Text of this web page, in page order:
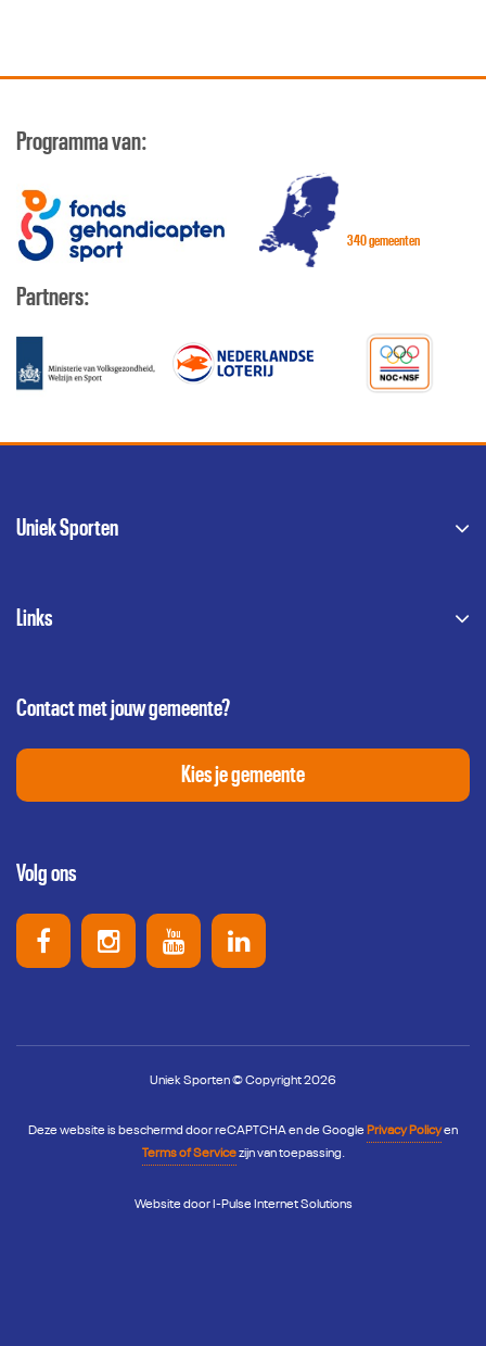
Programma van:
340 gemeenten
Partners:
Uniek Sporten
Links
Volg ons
Uniek Sporten op Facebook
Uniek Sporten op Instagram
Uniek Sporten op Youtube
Uniek Sporten op
Contact met jouw gemeente?
Kies je gemeente
Uniek Sporten © Copyright 2026
Deze website is beschermd door reCAPTCHA en de Google Privacy Policyen
Terms of Servicezijn van toepassing.
Website door I-Pulse Internet Solutions